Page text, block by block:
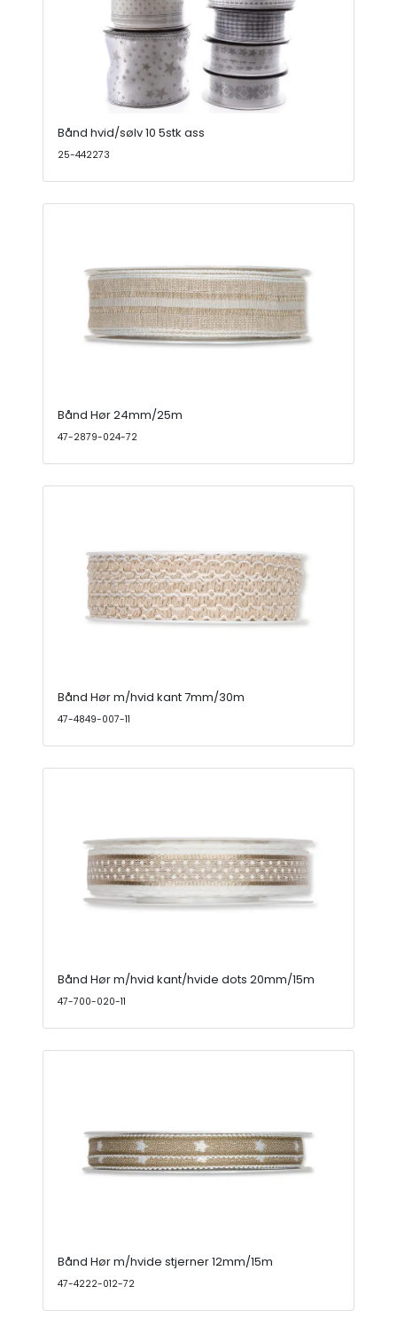
Bånd hvid/sølv 10 5stk ass
25-442273
Bånd Hør 24mm/25m
47-2879-024-72
Bånd Hør m/hvid kant 7mm/30m
47-4849-007-11
Bånd Hør m/hvid kant/hvide dots 20mm/15m
47-700-020-11
Bånd Hør m/hvide stjerner 12mm/15m
47-4222-012-72